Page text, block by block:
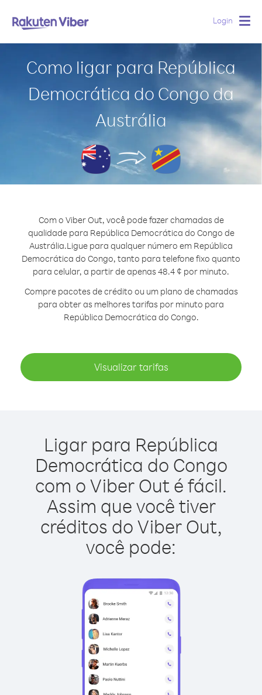
Login
Como ligar para República
Democrática do Congo da
Austrália
Com o Viber Out, você pode fazer chamadas de
qualidade para República Democrática do Congo de
Austrália.Ligue para qualquer número em República
Democrática do Congo, tanto para telefone fixo quanto
para celular, a partir de apenas 48.4 ¢ por minuto.
Compre pacotes de crédito ou um plano de chamadas
para obter as melhores tarifas por minuto para
República Democrática do Congo.
Visualizar tarifas
Ligar para República
Democrática do Congo
com o Viber Out é fácil.
Assim que você tiver
créditos do Viber Out,
você pode: